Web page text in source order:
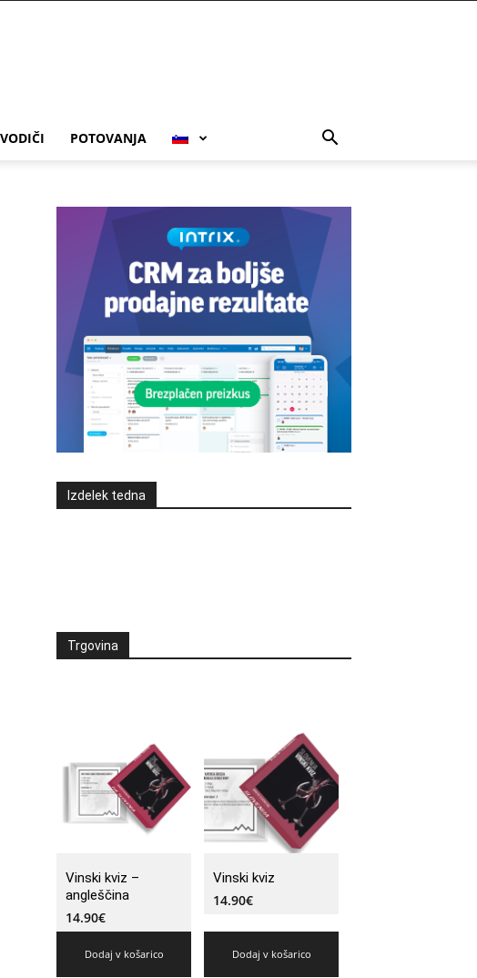
VODIČI POTOVANJA
Izdelek tedna
Trgovina
Vinski kviz –
angleščina
14.90€
Dodaj v košarico
Vinski kviz
14.90€
Dodaj v košarico